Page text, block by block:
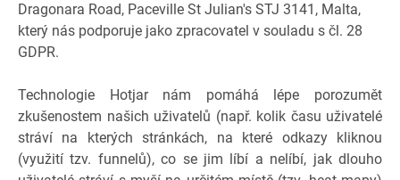
Dragonara Road, Paceville St Julian's STJ 3141, Malta,
který nás podporuje jako zpracovatel v souladu s čl. 28
GDPR.
Technologie Hotjar nám pomáhá lépe porozumět
zkušenostem našich uživatelů (např. kolik času uživatelé
stráví na kterých stránkách, na které odkazy kliknou
(využití tzv. funnelů), co se jim líbí a nelíbí, jak dlouho